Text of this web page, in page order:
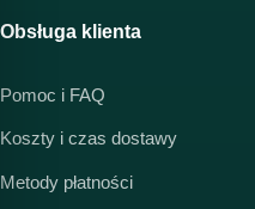
Obsługa klienta
Pomoc i FAQ
Koszty i czas dostawy
Metody płatności